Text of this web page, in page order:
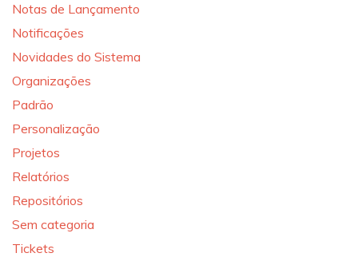
Notas de Lançamento
Notificações
Novidades do Sistema
Organizações
Padrão
Personalização
Projetos
Relatórios
Repositórios
Sem categoria
Tickets